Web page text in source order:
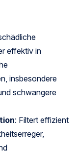
effektiv in
insbesondere
schwangere
: Filtert effizient